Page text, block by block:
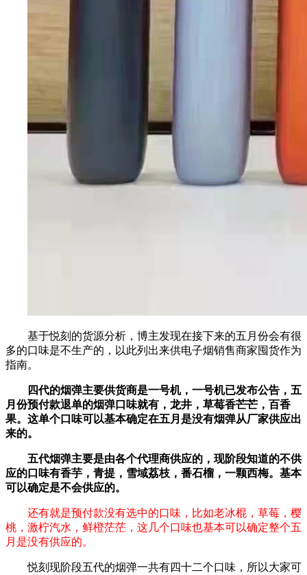
基于悦刻的货源分析，博主发现在接下来的五月份会有很
多的口味是不生产的，以此列出来供电子烟销售商家囤货作为
指南。
四代的烟弹主要供货商是一号机，一号机已发布公告，五
月份预付款退单的烟弹口味就有，龙井，草莓香芒芒，百香
果。这单个口味可以基本确定在五月是没有烟弹从厂家供应出
来的。
五代烟弹主要是由各个代理商供应的，现阶段知道的不供
应的口味有香芋，青提，雪域荔枝，番石榴，一颗西梅。基本
可以确定是不会供应的。
还有就是预付款没有选中的口味，比如老冰棍，草莓，樱
桃，激柠汽水，鲜橙茫茫，这几个口味也基本可以确定整个五
月是没有供应的。
悦刻现阶段五代的烟弹一共有四十二个口味，所以大家可